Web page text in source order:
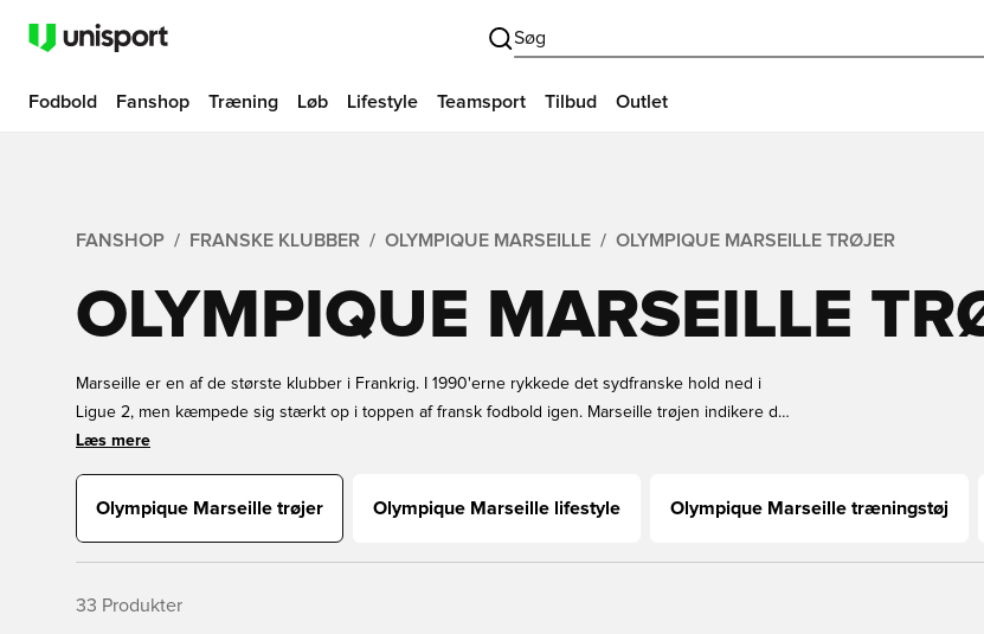
Søg
Fodbold Fanshop Træning Løb Lifestyle Teamsport Tilbud Outlet
FANSHOP FRANSKE KLUBBER OLYMPIQUE MARSEILLE OLYMPIQUE MARSEILLE TRØJER
OLYMPIQUE MARSEILLE
Marseille er en af de største klubber i Frankrig. I 1990'erne rykkede det sydfranske hold ned i
Ligue 2, men kæmpede sig stærkt op i toppen af fransk fodbold igen. Marseille trøjen indikere de
mange forskellige franske sejre, og en række vundne trofæer over årerne. Vil du også mærke
hos Unisport i dag – altid hurtig levering.
Læs mere
Olympique Marseille trøjer Olympique Marseille lifestyle Olympique Marseille træningstøj
33 Produkter